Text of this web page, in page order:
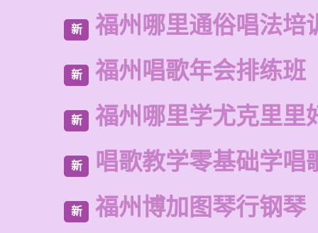
新 福州哪里通俗唱法培
新 福州唱歌年会排练班
新 福州哪里学尤克里里
新 唱歌教学零基础学唱
新 福州博加图琴行钢琴